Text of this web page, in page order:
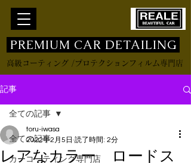
​ PREMIUM CAR DETAILING
高級コーティング /プロテクションフィルム専門店
記事
全ての記事
カーコーティング専門店
全ての記事
レアなカラー ロードス
toru-iwasa
2022年2月5日 読了時間: 2分